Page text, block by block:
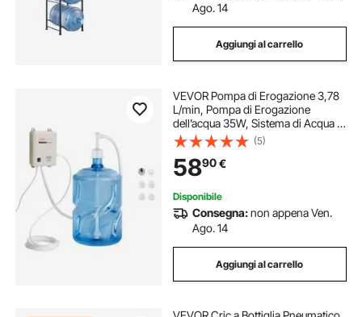
Ago. 14
Aggiungi al carrello
VEVOR Pompa di Erogazione 3,78
L/min, Pompa di Erogazione
dell’acqua 35W, Sistema di Acqua in
Bottiglia, 40 PSI 11-22L, Sistema di
Erogazione di Acqua in Bottiglia
(5)
5890€
Disponibile
Consegna:non appena Ven.
Ago. 14
Aggiungi al carrello